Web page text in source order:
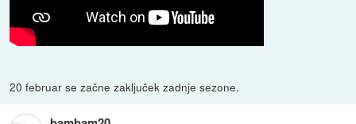
20 februar se začne zaključek zadnje sezone.